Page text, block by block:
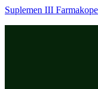
Suplemen III